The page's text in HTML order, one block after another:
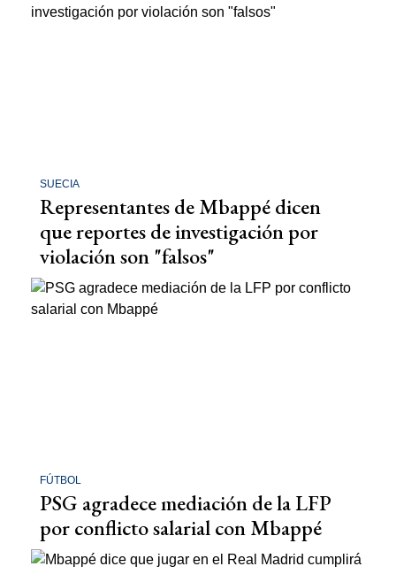
SUECIA
Representantes de Mbappé dicen
que reportes de investigación por
violación son "falsos"
FÚTBOL
PSG agradece mediación de la LFP
por conflicto salarial con Mbappé